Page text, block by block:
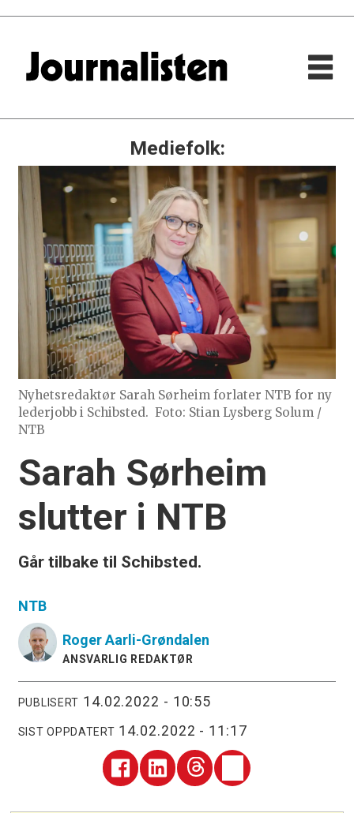
Mediefolk:
Nyhetsredaktør Sarah Sørheim forlater NTB for ny
lederjobb i Schibsted. Foto: Stian Lysberg Solum /
NTB
Sarah Sørheim
slutter i NTB
Går tilbake til Schibsted.
NTB
RogerAarli-Grøndalen
ANSVARLIG REDAKTØR
PUBLISERT 14.02.2022 - 10:55
SIST OPPDATERT 14.02.2022 - 11:17